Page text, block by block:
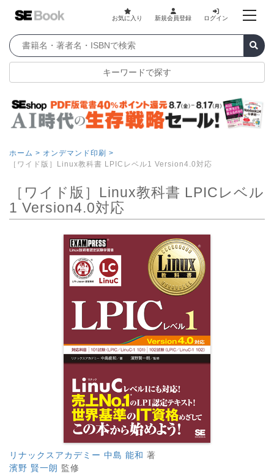
お気に入り 新規会員登録 ログイン
キーワードで探す
ホーム > オンデマンド印刷 >
［ワイド版］Linux教科書 LPICレベル1 Version4.0対応
［ワイド版］Linux教科書 LPICレベル
1 Version4.0対応
リナックスアカデミー 中島 能和 著
濱野 賢一朗 監修